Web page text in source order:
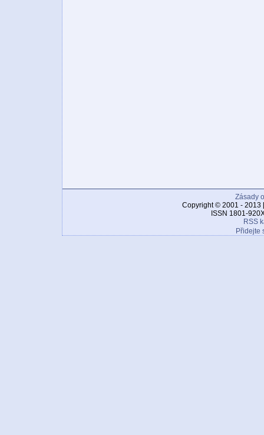
Zásady
Copyright © 2001 - 2013
ISSN 1801-
RSS
Přidejte